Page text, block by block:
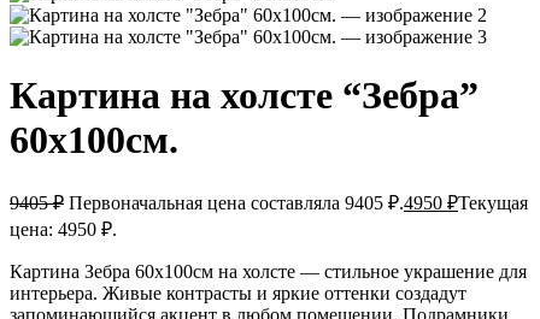
Картина на холсте “Зебра”
60х100см.
9405₽ Первоначальная цена составляла 9405 ₽.4950 ₽Текущая
цена: 4950 ₽.
Картина Зебра 60х100см на холсте — стильное украшение для
интерьера. Живые контрасты и яркие оттенки создадут
запоминающийся акцент в любом помещении. Подрамники